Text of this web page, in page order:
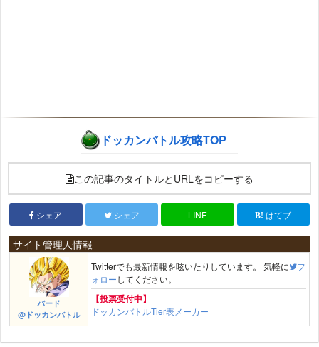
ドッカンバトル攻略TOP
この記事のタイトルとURLをコピーする
シェア シェア LINE はてブ
サイト管理人情報
バード
@ドッカンバトル
Twitterでも最新情報を呟いたりしています。 気軽に
フ
ォローしてください。
【投票受付中】
ドッカンバトルTier表メーカー